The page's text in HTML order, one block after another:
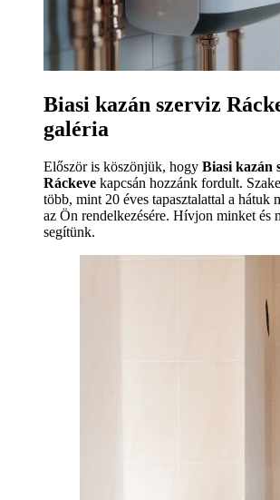
Biasi kazán szerviz
galéria
Először is köszönjük, hogy Biasi kazán
Ráckeve kapcsán hozzánk fordult.
több, mint 20 éves tapasztalattal a hátuk
az Ön rendelkezésére. Hívjon minket és
segítünk.